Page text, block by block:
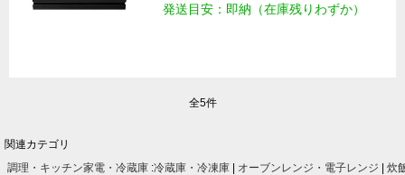
発送目安：即納（在庫残りわずか）
全5件
関連カテゴリ
調理・キッチン家電・冷蔵庫 :冷蔵庫・冷凍庫 | オーブンレンジ・電子レンジ | 炊